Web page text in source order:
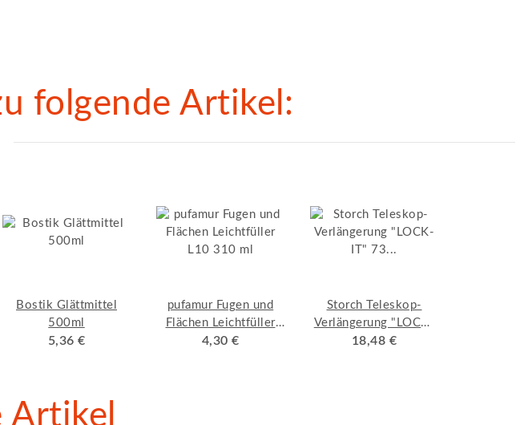
folgende Artikel:
Bostik Glättmittel
500ml
5,36 €
pufamur Fugen und
Flächen Leichtfüller
L10 310 ml
4,30 €
Storch Teleskop-
Verlängerung "LOCK-
IT" 73 - 120 cm
18,48 €